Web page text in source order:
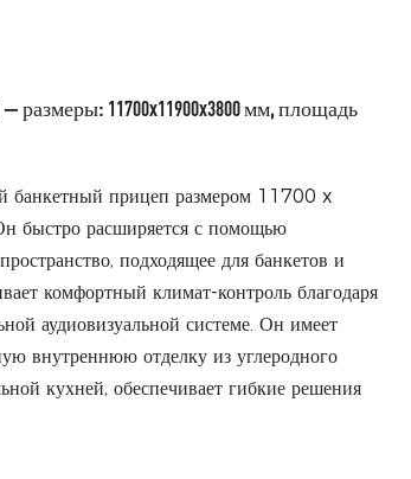
размеры: 11700x11900x3800 мм, площадь
прицеп размером 11700 x
расширяется с помощью
подходящее для банкетов и
комфортный климат-контроль благодаря
аудиовизуальной системе. Он имеет
внутреннюю отделку из углеродного
кухней, обеспечивает гибкие решения